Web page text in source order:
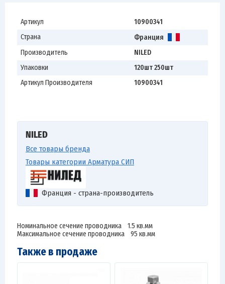
Артикул
10900341
Страна
Франция
Производитель
NILED
Упаковки
120шт 250шт
Артикул Производителя
10900341
NILED
Все товары бренда
Товары категории Арматура СИП
Франция - страна-производитель
Номинальное сечение проводника 1.5 кв.мм
Максимальное сечение проводника 95 кв.мм
Также в продаже